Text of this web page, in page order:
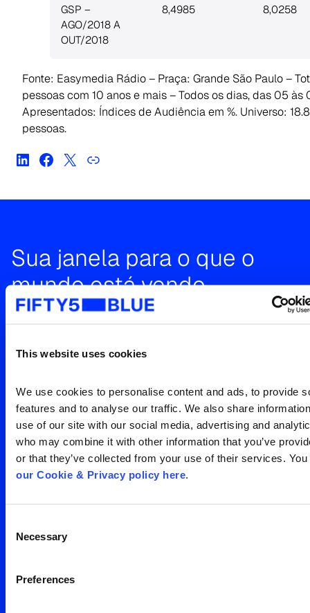
This website uses cookies
We use cookies to personalise content and ads, to provide
features and to analyse our traffic. We also share
use of our site with our social media, advertising and
who may combine it with other information that you’ve
or that they’ve collected from your use of their services.
our Cookie & Privacy policy here.
Selection
Necessary
Preferences
GSP –
AGO/2018 A
OUT/2018
8,4985 8,0258
Fonte: Easymedia Rádio – Praça: Grande São Paulo –
pessoas com 10 anos e mais – Todos os dias, das 05 às
Apresentados: Índices de Audiência em %. Universo:
pessoas.
Sua janela para o que o
mundo está vendo
Entre em contato para uma
audiência
Entre em contato
Escritório São Paulo
Av. Francisco Matarazzo,
Search